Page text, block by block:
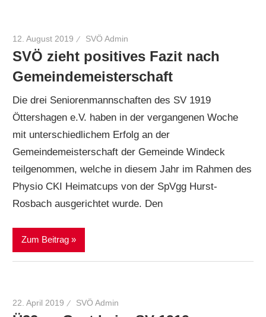
12. August 2019 SVÖ Admin
SVÖ zieht positives Fazit nach
Gemeindemeisterschaft
Die drei Seniorenmannschaften des SV 1919
Öttershagen e.V. haben in der vergangenen Woche
mit unterschiedlichem Erfolg an der
Gemeindemeisterschaft der Gemeinde Windeck
teilgenommen, welche in diesem Jahr im Rahmen des
Physio CKI Heimatcups von der SpVgg Hurst-
Rosbach ausgerichtet wurde. Den
Zum Beitrag
22. April 2019 SVÖ Admin